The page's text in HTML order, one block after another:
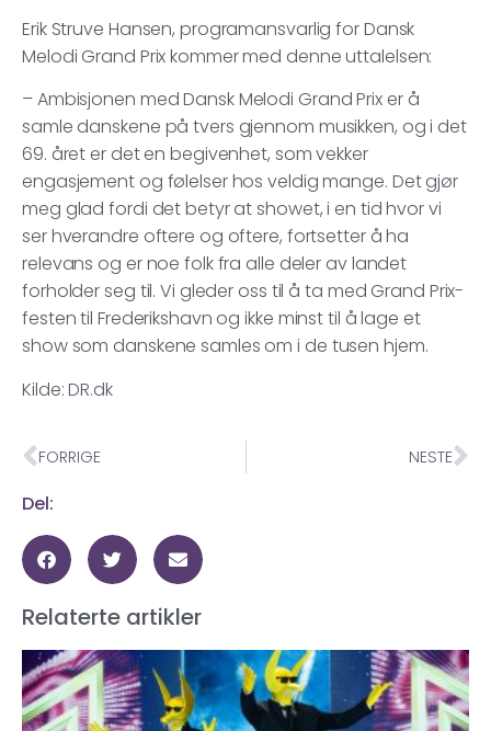
Erik Struve Hansen, programansvarlig for Dansk
Melodi Grand Prix kommer med denne uttalelsen:
– Ambisjonen med Dansk Melodi Grand Prix er å
samle danskene på tvers gjennom musikken, og i det
69. året er det en begivenhet, som vekker
engasjement og følelser hos veldig mange. Det gjør
meg glad fordi det betyr at showet, i en tid hvor vi
ser hverandre oftere og oftere, fortsetter å ha
relevans og er noe folk fra alle deler av landet
forholder seg til. Vi gleder oss til å ta med Grand Prix-
festen til Frederikshavn og ikke minst til å lage et
show som danskene samles om i de tusen hjem.
Kilde:DR.dk
FORRIGE NESTE
Del:
Relaterte artikler